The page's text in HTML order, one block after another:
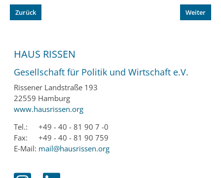
Zurück Weiter
HAUS RISSEN
Gesellschaft für Politik und Wirtschaft e.V.
Rissener Landstraße 193
22559 Hamburg
www.hausrissen.org
Tel.:
+49 - 40 - 81 90 7 -0
Fax:
+49 - 40 - 81 90 759
E-Mail: mail@hausrissen.org